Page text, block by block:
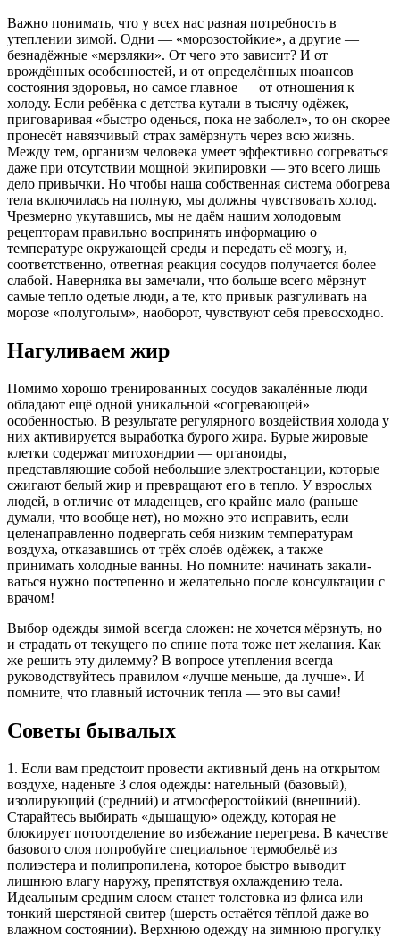
Важно понимать, что у всех нас разная потребность в
утеплении зимой. Одни — «морозостойкие», а другие —
безнадёжные «мерзляки». От чего это зависит? И от
врождённых особенностей, и от опре­делённых нюансов
состояния здоровья, но самое главное — от отношения к
холоду. Если ребёнка с детства кутали в тысячу одёжек,
приговаривая «быстро оденься, пока не заболел», то он скорее
пронесёт навязчивый страх замёрзнуть через всю жизнь.
Между тем, организм человека умеет эффективно согреваться
даже при отсутствии мощной экипировки — это всего лишь
дело привычки. Но чтобы наша собственная система обогрева
тела включилась на полную, мы должны чувствовать холод.
Чрезмерно укутавшись, мы не даём нашим холодовым
рецепторам правильно воспринять информацию о
температуре окружающей среды и передать её мозгу, и,
соответственно, ответная реакция сосудов получается более
слабой. Наверняка вы замечали, что больше всего мёрзнут
самые тепло одетые люди, а те, кто привык разгуливать на
морозе «полуголым», наоборот, чувствуют себя превосходно.
Нагуливаем жир
Помимо хорошо тренированных сосудов закалённые люди
обладают ещё одной уникальной «согревающей»
особенностью. В результате регулярного воздействия холода у
них активируется выработка бурого жира. Бурые жиро­вые
клетки содержат митохондрии — органоиды,
представляющие собой небольшие электростанции, которые
сжигают белый жир и превращают его в тепло. У взрослых
людей, в отличие от младенцев, его крайне мало (раньше
думали, что вообще нет), но можно это исправить, если
целенаправленно подвергать себя низким температурам
воздуха, отказавшись от трёх слоёв одёжек, а также
принимать холодные ванны. Но помните: начинать закали­
ваться нужно постепенно и желательно после консультации с
врачом!
Выбор одежды зимой всегда сложен: не хочется мёрзнуть, но
и страдать от текущего по спине пота тоже нет желания. Как
же решить эту дилемму? В вопросе утепления всегда
руководствуйтесь правилом «лучше меньше, да лучше». И
помните, что главный источник тепла — это вы сами!
Советы бывалых
1. Если вам предстоит провести активный день на открытом
воздухе, наденьте 3 слоя одежды: нательный (базовый),
изолирующий (средний) и атмосферостойкий (внешний).
Старайтесь выбирать «дышащую» одежду, которая не
блокирует потоотделение во избежание перегрева. В качестве
базового слоя попробуйте специальное термобельё из
полиэстера и полипропилена, которое быстро выводит
лишнюю влагу наружу, препятствуя охлаждению тела.
Идеальным средним слоем станет толстовка из флиса или
тонкий шерстяной свитер (шерсть остаётся тёплой даже во
влажном состоянии). Верхнюю одежду на зимнюю прогулку